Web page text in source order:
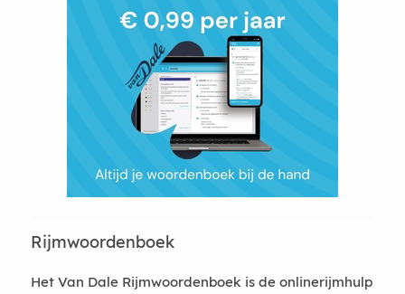
Rijmwoordenboek
Het Van Dale Rijmwoordenboek is de onlinerijmhulp